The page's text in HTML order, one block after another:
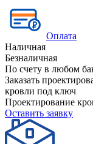
Оплата
Наличная
Безналичная
По счету в любом
Заказать
кровли под ключ
Проектирование
Оставить заявку